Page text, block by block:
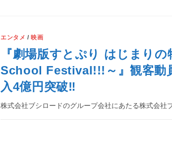
エンタメ /映画
『劇場版すとぷり はじまり
School Festival!!!～』観客動
入4億円突破‼
株式会社ブシロードのグループ会社にあたる株式会社